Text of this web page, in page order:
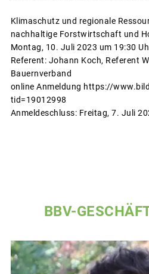
Klimaschutz und regionale
nachhaltige Forstwirtschaft und
Montag, 10. Juli 2023 um 19:30
Referent: Johann Koch, Referent
Bauernverband
online Anmeldung https://
tid=19012998
Anmeldeschluss: Freitag, 7. Juli
BBV-